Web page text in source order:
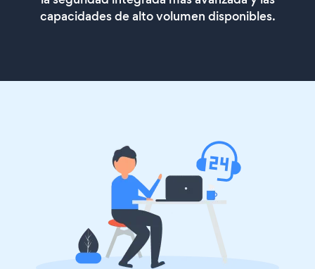
capacidades de alto volumen disponibles.